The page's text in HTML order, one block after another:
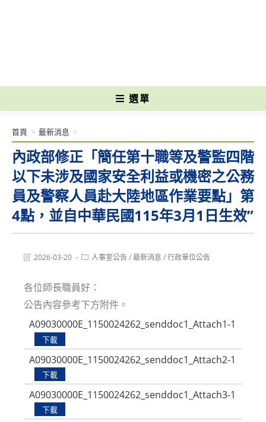
選單
內政部修正「簡任第十職等及警監四階
以下未涉及國家安全利益或機密之公務
員及警察人員赴大陸地區作業要點」第
4點，並自中華民國115年3月1日生效”
首頁 > 最新消息 >
Post2026-03-20
Post人事室公告/最新消息 /行政單位公告
各位師長職員好：
公告內容參考下方附件。
A09030000E_1150024262_senddoc1_Attach1-1
下載
A09030000E_1150024262_senddoc1_Attach2-1
下載
A09030000E_1150024262_senddoc1_Attach3-1
下載